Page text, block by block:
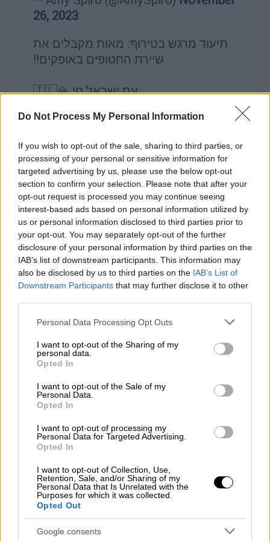
Do Not Process My Personal Information
If you wish to opt-out of the sale, sharing to third parties, or
processing of your personal or sensitive information for
targeted advertising by us, please use the below opt-out
section to confirm your selection. Please note that after your
opt-out request is processed you may continue seeing
interest-based ads based on personal information utilized by
us or personal information disclosed to third parties prior to
your opt-out. You may separately opt-out of the further
disclosure of your personal information by third parties on the
IAB’s list of downstream participants. This information may
also be disclosed by us to third parties on the IAB’s List of
Downstream Participants that may further disclose it to other
Please note that this website/app uses one or more Google
not limited to your visit or usage behaviour. You may click to
grant or deny consent to Google and its third-party tags to
use your data for below specified purposes in below Google
consent section.
Personal Data Processing Opt Outs
I want to opt-out of the Sharing of my
personal data.
Opted In
I want to opt-out of the Sale of my
Personal Data.
Opted In
I want to opt-out of processing my
Personal Data for Targeted Advertising.
Opted In
I want to opt-out of Collection, Use,
Retention, Sale, and/or Sharing of my
Personal Data that Is Unrelated with the
Purposes for which it was collected.
Opted Out
Google consents
26, 2023
תיעוד מרגש בטירוף: מאות מקבלים את
שיירת החטופים באופקים!!
עם ישראל חי 🙏🇮🇱
(@yankicoen)November 26, 2023
Οι όμηροι που απελευθερώθηκαν
σήμερα
Όπως ανακοίνωσε οισραηλινός στρατός,
στο πλαίσιο της τρίτης μέρας
απελευθέρωσηςομήρωναπό τηΧαμάςκαι
αποφυλάκισηςΠαλαιστινίων αξιωματούχων,
14 Ισραηλινοί όμηροι και τρεις ξένοι
Η Χαμάς από την πλευρά της έκανε λόγο σε
σχετική ανακοίνωση
για παράδοση, στον
Ερυθρό Σταυρό, 13 Ισραηλινών ομήρων, 3
Ταϊλανδών και ενός Ρώσου.Ο άνδρας
ρωσικής υπηκοότητας είναι
των απελευθερώσεων, μεταξύ των δύο
πλευρών, έγκειται στο ότι, το Ισραήλ τον
υπολογίζει ως ισραηλινό και η Χαμάς ως
ξένο πολίτη.
Τα ονόματα των ομήρων
Όπως μεταδίδει το
ρόκειται